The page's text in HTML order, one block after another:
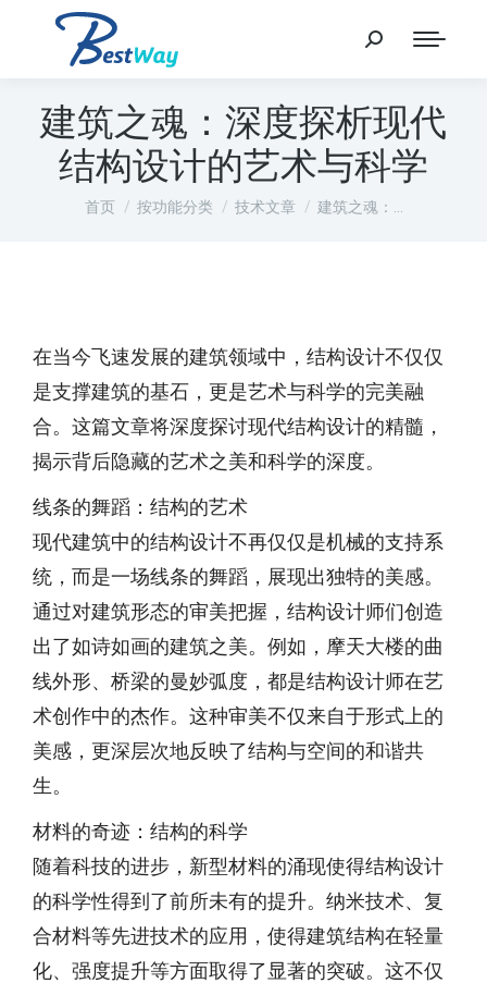
建筑之魂：深度探析现代
结构设计的艺术与科学
您在这里：
首页 按功能分类 技术文章 建筑之魂：…
在当今飞速发展的建筑领域中，结构设计不仅仅
是支撑建筑的基石，更是艺术与科学的完美融
合。这篇文章将深度探讨现代结构设计的精髓，
揭示背后隐藏的艺术之美和科学的深度。
线条的舞蹈：结构的艺术
现代建筑中的结构设计不再仅仅是机械的支持系
统，而是一场线条的舞蹈，展现出独特的美感。
通过对建筑形态的审美把握，结构设计师们创造
出了如诗如画的建筑之美。例如，摩天大楼的曲
线外形、桥梁的曼妙弧度，都是结构设计师在艺
术创作中的杰作。这种审美不仅来自于形式上的
美感，更深层次地反映了结构与空间的和谐共
生。
材料的奇迹：结构的科学
随着科技的进步，新型材料的涌现使得结构设计
的科学性得到了前所未有的提升。纳米技术、复
合材料等先进技术的应用，使得建筑结构在轻量
化、强度提升等方面取得了显著的突破。这不仅